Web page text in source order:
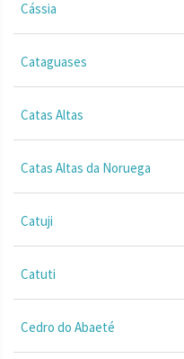
Cássia
Cataguases
Catas Altas
Catas Altas da Noruega
Catuji
Catuti
Cedro do Abaeté